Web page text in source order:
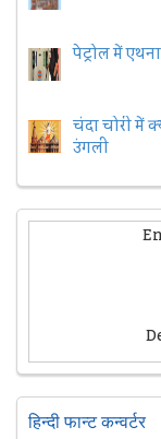
पेट्रोल में
चंदा चोरी में
उंगली
हिन्दी फान्ट कन्वर्टर